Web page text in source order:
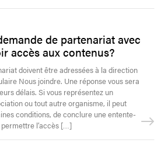
de partenariat avec
accès aux contenus?
doivent être adressées à la direction
Nous joindre. Une réponse vous sera
délais. Si vous représentez un
ou tout autre organisme, il peut
conditions, de conclure une entente-
l’accès […]